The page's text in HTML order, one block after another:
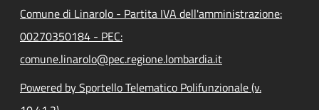
Comune di Linarolo - Partita IVA dell'amministrazione:
00270350184 - PEC:
comune.linarolo@pec.regione.lombardia.it
Powered by Sportello Telematico Polifunzionale (v.